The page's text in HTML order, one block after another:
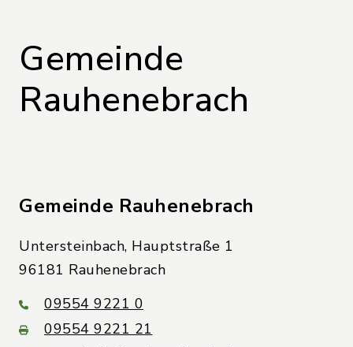
Gemeinde
Rauhenebrach
Gemeinde Rauhenebrach
Untersteinbach, Hauptstraße 1
96181 Rauhenebrach
09554 9221 0
09554 9221 21